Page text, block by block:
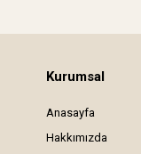
Kurumsal
Anasayfa
Hakkımızda